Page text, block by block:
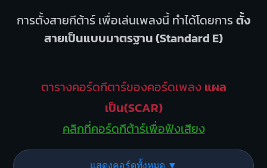
การตั้งสายกีต้าร์ เพื่อเล่นเพลงนี้ ทำได้โดยการตั้ง
สายเป็นแบบมาตรฐาน (Standard E)
ตารางคอร์ดกีตาร์ของคอร์ดเพลง แผล
เป็น(SCAR)
คลิกที่คอร์ดกีต้าร์เพื่อฟังเสียง
แสดงคอร์ดทั้งหมด ▼